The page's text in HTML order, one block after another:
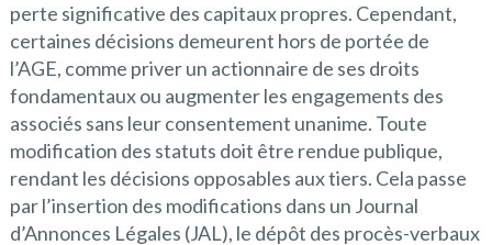
perte significative des capitaux propres. Cependant,
certaines décisions demeurent hors de portée de
l’AGE, comme priver un actionnaire de ses droits
fondamentaux ou augmenter les engagements des
associés sans leur consentement unanime. Toute
modification des statuts doit être rendue publique,
rendant les décisions opposables aux tiers. Cela passe
par l’insertion des modifications dans un Journal
d’Annonces Légales (JAL), le dépôt des procès-verbaux